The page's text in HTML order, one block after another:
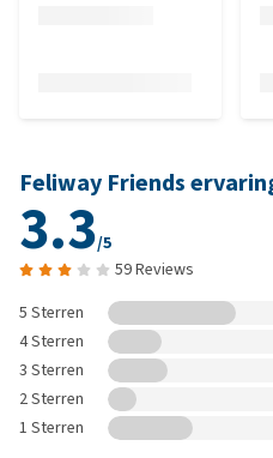
Feliway Friends
3.3/5
59 Reviews
5 Sterren
4 Sterren
3 Sterren
2 Sterren
1 Sterren